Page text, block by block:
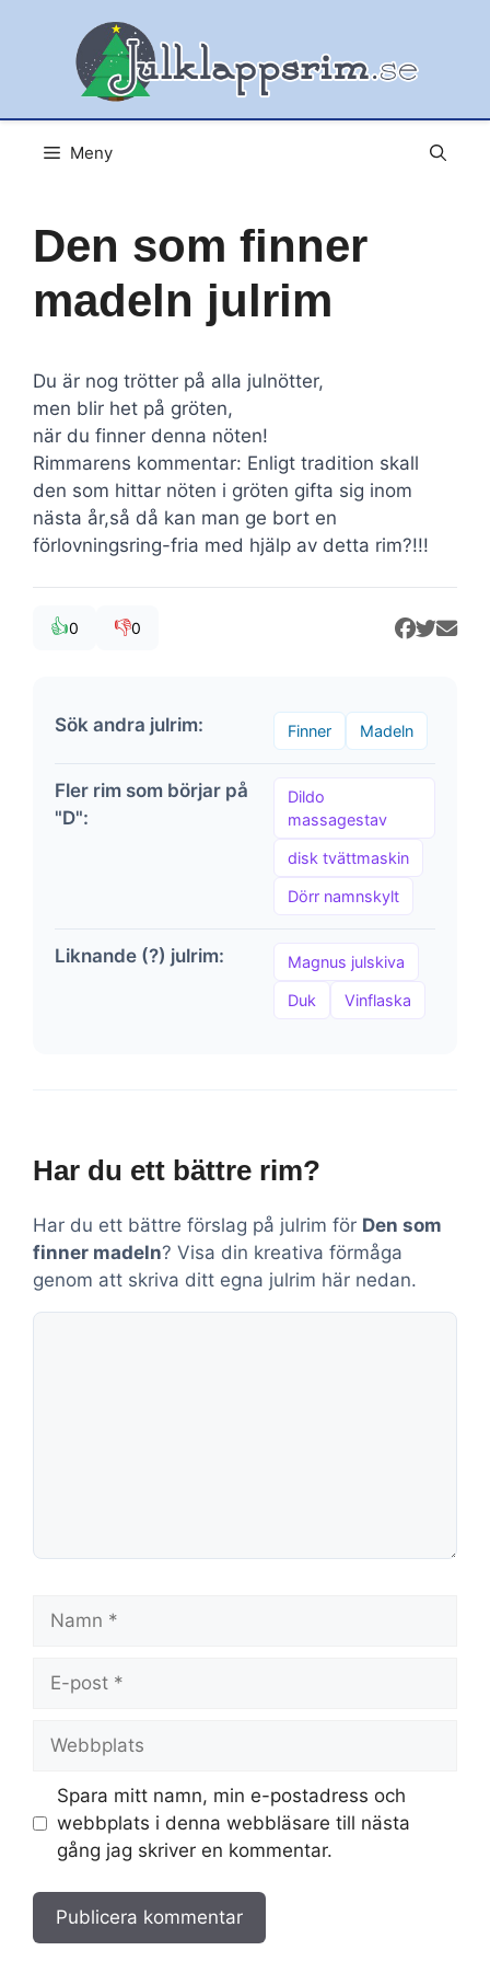
Meny
Den som finner
madeln julrim
Du är nog trötter på alla julnötter,
men blir het på gröten,
när du finner denna nöten!
Rimmarens kommentar: Enligt tradition skall
den som hittar nöten i gröten gifta sig inom
nästa år,så då kan man ge bort en
förlovningsring-fria med hjälp av detta rim?!!!
👍0 👎0
Sök andra julrim: Finner Madeln
Fler rim som börjar på
"D":
Dildo
massagestav
disk tvättmaskin
Dörr namnskylt
Liknande (?) julrim: Magnus julskiva
Duk Vinflaska
Har du ett bättre rim?
Har du ett bättre förslag på julrim för Den som
finner madeln? Visa din kreativa förmåga
genom att skriva ditt egna julrim här nedan.
Kommentar
post
Spara mitt namn, min e-postadress och
webbplats i denna webbläsare till nästa
gång jag skriver en kommentar.